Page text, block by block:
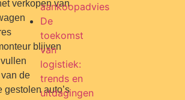
verkopen van
blijven
de
gestolen auto’s
aankoopadvies
De
toekomst
van
logistiek:
trends en
uitdagingen